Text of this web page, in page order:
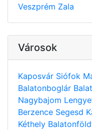
Veszprém Zala
Városok
Kaposvár Siófok
Balatonboglár
Nagybajom
Berzence Segesd
Kéthely